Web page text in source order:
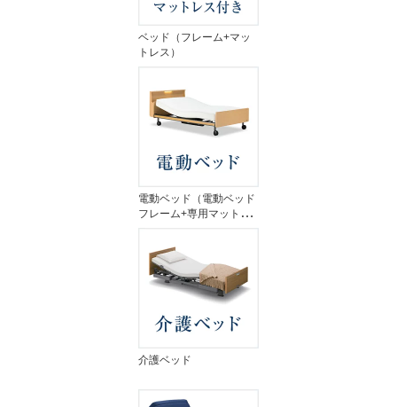
ベッド（フレーム+マッ
トレス）
電動ベッド（電動ベッド
フレーム+専用マットレ
ス）
介護ベッド